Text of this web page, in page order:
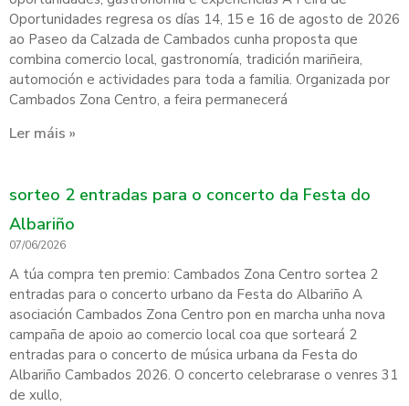
Oportunidades regresa os días 14, 15 e 16 de agosto de 2026
ao Paseo da Calzada de Cambados cunha proposta que
combina comercio local, gastronomía, tradición mariñeira,
automoción e actividades para toda a familia. Organizada por
Cambados Zona Centro, a feira permanecerá
Ler máis »
sorteo 2 entradas para o concerto da Festa do
Albariño
07/06/2026
A túa compra ten premio: Cambados Zona Centro sortea 2
entradas para o concerto urbano da Festa do Albariño A
asociación Cambados Zona Centro pon en marcha unha nova
campaña de apoio ao comercio local coa que sorteará 2
entradas para o concerto de música urbana da Festa do
Albariño Cambados 2026. O concerto celebrarase o venres 31
de xullo,